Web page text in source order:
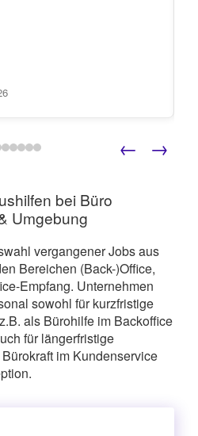
← →
bei Büro
Umgebung
vergangener Jobs aus
Bereichen (Back-)Office,
Empfang. Unternehmen
sowohl für kurzfristige
als Bürohilfe im Backoffice
für längerfristige
im Kundenservice